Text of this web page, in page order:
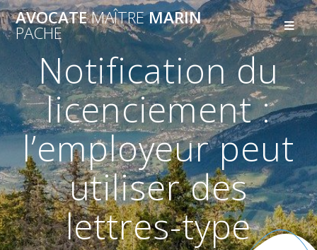
AVOCATEMAÎTREMARIN
PACHE
Notification du
licenciement :
l’employeur peut
utiliser des
lettres-type